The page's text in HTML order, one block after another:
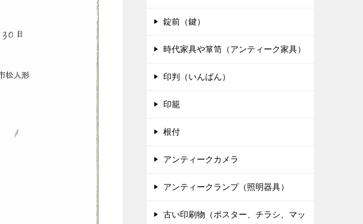
錠前（鍵）
時代家具や箪笥（アンティーク家具）
印判（いんばん）
印籠
根付
アンティークカメラ
アンティークランプ（照明器具）
古い印刷物（ポスター、チラシ、マッ